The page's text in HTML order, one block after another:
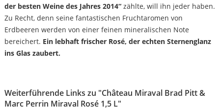
der besten Weine des Jahres 2014“zählte, will ihn jeder haben.
Zu Recht, denn seine fantastischen Fruchtaromen von
Erdbeeren werden von einer feinen mineralischen Note
bereichert. Ein lebhaft frischer Rosé, der echten Sternenglanz
ins Glas zaubert.
Weiterführende Links zu "Château Miraval Brad Pitt &
Marc Perrin Miraval Rosé 1,5 L"